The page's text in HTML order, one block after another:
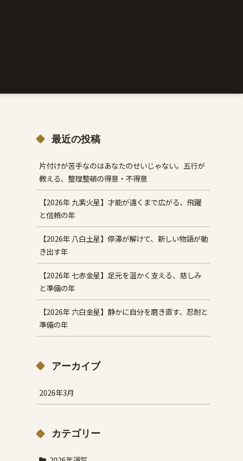
最近の投稿
片付けが苦手なのはあなたのせいじゃない。五行が
教える、整理整頓の得意・不得意
【2026年 九紫火星】才能が遠くまで広がる、飛躍
と信頼の年
【2026年 八白土星】停滞が解けて、新しい物語が動
き出す年
【2026年 七赤金星】足元を温かく支える、慈しみ
と準備の年
【2026年 六白金星】静かに自分を磨き直す、忍耐と
準備の年
アーカイブ
2026年3月
カテゴリー